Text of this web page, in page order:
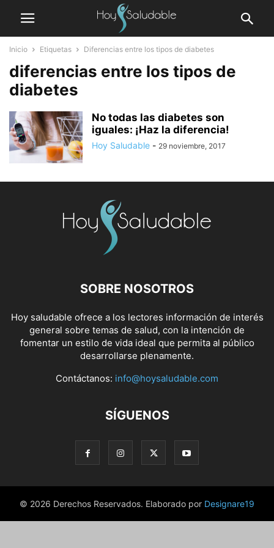
Inicio Etiquetas Diferencias entre los tipos de diabetes
diferencias entre los tipos de
diabetes
No todas las diabetes son
iguales: ¡Haz la diferencia!
Hoy Saludable - 29 noviembre, 2017
SOBRE NOSOTROS
Hoy saludable ofrece a los lectores información de interés
general sobre temas de salud, con la intención de
fomentar un estilo de vida ideal que permita al público
desarrollarse plenamente.
Contáctanos: info@hoysaludable.com
SÍGUENOS
© 2026 Derechos Reservados. Elaborado por Designare19